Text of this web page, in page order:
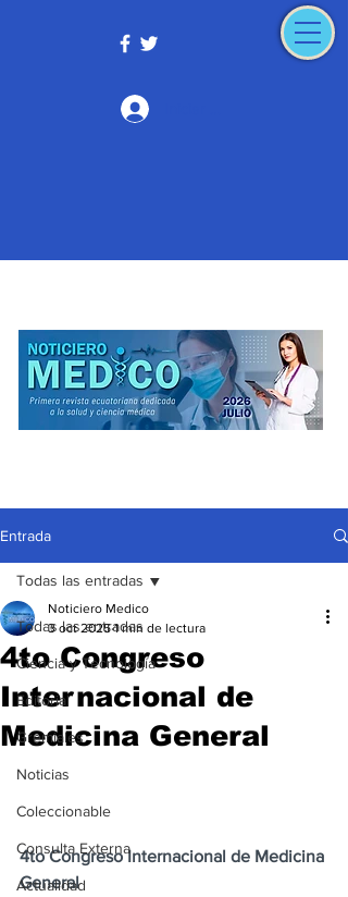
Entrada
Todas las entradas
Ciencia y Tecnología
Editorial
Gremiales
Noticias
Coleccionable
Consulta Externa
Actualidad
Todas las entradas
4to Congreso
Internacional de
Medicina General
Noticiero Medico
3 oct 2025 1 min de lectura
4to Congreso Internacional de Medicina
General